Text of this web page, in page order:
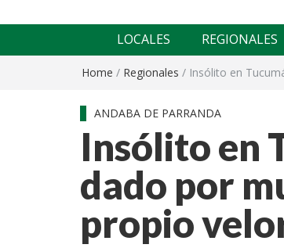
El nuevo
LOCALES REGIONALES
Home / Regionales / Insólito en
ANDABA DE PARRANDA
Insólito en
dado por
propio